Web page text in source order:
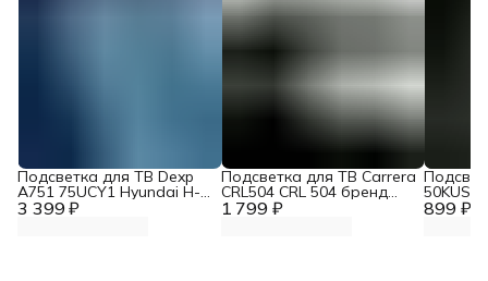
3 399 ₽
Подсветка для ТВ Dexp
A751 75UCY1 Hyundai H-
LED75BU7006 Zipov 1 799 ₽
Подсветка для ТВ Carrera
CRL504 CRL 504 бренд
Zipov 899 ₽